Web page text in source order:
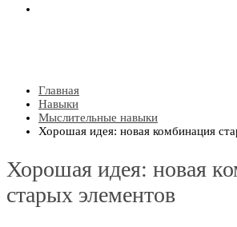
Главная
Навыки
Мыслительные навыки
Хорошая идея: новая комбинация
Хорошая идея: новая
старых элементов